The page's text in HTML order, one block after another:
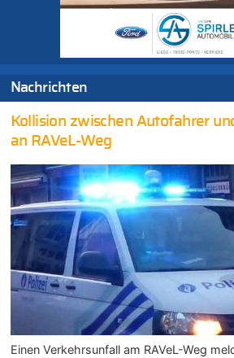
Nachrichten
Kollision zwischen Autofahrer
an RAVeL-Weg
Einen Verkehrsunfall am RAVeL-Weg